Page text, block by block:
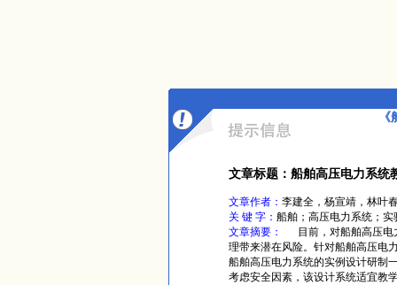
文章标题：船舶高压电力系统
文章作者： 李建全，杨宣靖，林叶
关 键 字： 船舶；高压电力系统；实
文章摘要：
目前，对船舶高压电
理带来潜在风险。针对船舶高压电
船舶高压电力系统的实例设计研制
考虑安全因素，该设计系统适宜教